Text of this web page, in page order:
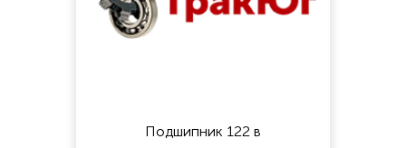
Подшипник 122 в